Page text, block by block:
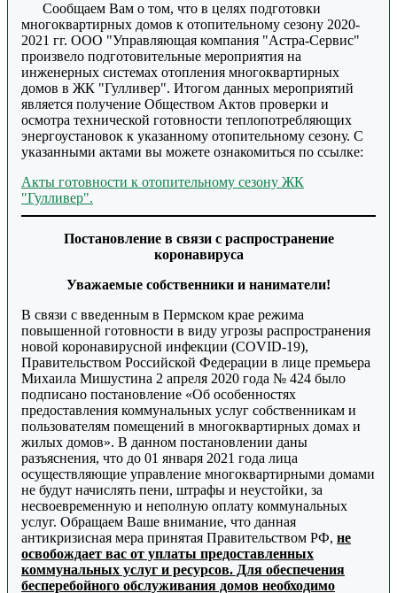
Сообщаем Вам о том, что в целях подготовки
многоквартирных домов к отопительному сезону 2020-
2021 гг. ООО "Управляющая компания "Астра-Сервис"
произвело подготовительные мероприятия на
инженерных системах отопления многоквартирных
домов в ЖК "Гулливер". Итогом данных мероприятий
является получение Обществом Актов проверки и
осмотра технической готовности теплопотребляющих
энергоустановок к указанному отопительному сезону. С
указанными актами вы можете ознакомиться по ссылке:
Акты готовности к отопительному сезону ЖК
"Гулливер".
Постановление в связи с распространение
коронавируса
Уважаемые собственники и наниматели!
В связи с введенным в Пермском крае режима
повышенной готовности в виду угрозы распространения
новой коронавирусной инфекции (COVID-19),
Правительством Российской Федерации в лице премьера
Михаила Мишустина 2 апреля 2020 года № 424 было
подписано постановление «Об особенностях
предоставления коммунальных услуг собственникам и
пользователям помещений в многоквартирных домах и
жилых домов». В данном постановлении даны
разъяснения, что до 01 января 2021 года лица
осуществляющие управление многоквартирными домами
не будут начислять пени, штрафы и неустойки, за
несвоевременную и неполную оплату коммунальных
услуг. Обращаем Ваше внимание, что данная
антикризисная мера принятая Правительством РФ, не
освобождает вас от уплаты предоставленных
коммунальных услуг и ресурсов. Для обеспечения
бесперебойного обслуживания домов необходимо